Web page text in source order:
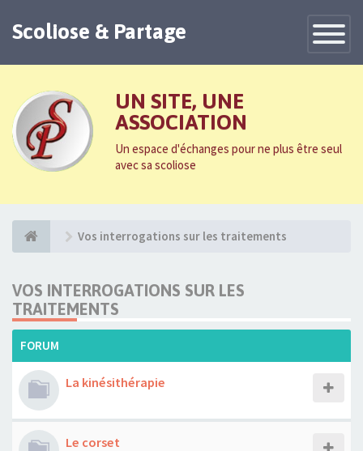
Toggle
Scoliose & Partage
UN SITE, UNE
ASSOCIATION
Un espace d'échanges pour ne plus être seul
avec sa scoliose
Vos interrogations sur les traitements
VOS INTERROGATIONS SUR LES
TRAITEMENTS
FORUM
La kinésithérapie
Le corset